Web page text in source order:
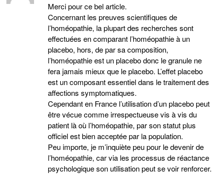
Merci pour ce bel article.
Concernant les preuves scientifiques de
l’homéopathie, la plupart des recherches sont
effectuées en comparant l’homéopathie à un
placebo, hors, de par sa composition,
l’homéopathie est un placebo donc le granule ne
fera jamais mieux que le placebo. L’effet placebo
est un composant essentiel dans le traitement des
affections symptomatiques.
Cependant en France l’utilisation d’un placebo peut
être vécue comme irrespectueuse vis à vis du
patient là où l’homéopathie, par son statut plus
officiel est bien acceptée par la population.
Peu importe, je m’inquiète peu pour le devenir de
l’homéopathie, car via les processus de réactance
psychologique son utilisation peut se voir renforcer.